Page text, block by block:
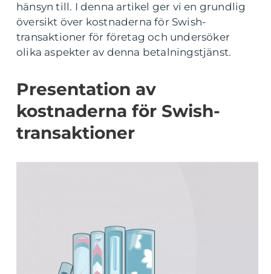
hänsyn till. I denna artikel ger vi en grundlig
översikt över kostnaderna för Swish-
transaktioner för företag och undersöker
olika aspekter av denna betalningstjänst.
Presentation av
kostnaderna för Swish-
transaktioner